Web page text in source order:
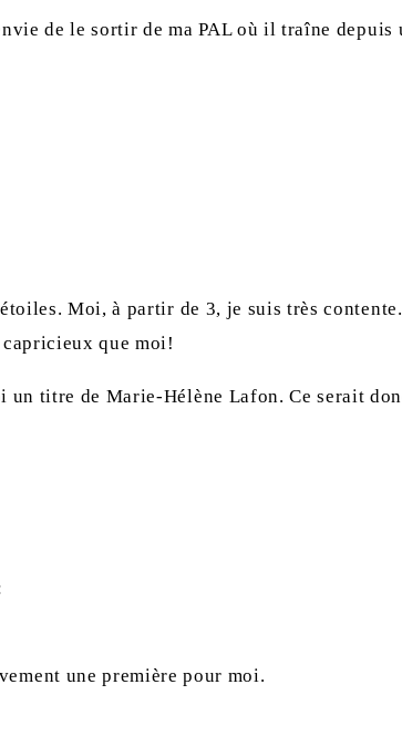
de le sortir de ma PAL où il traîne
Moi, à partir de 3, je suis très
que moi!
un titre de Marie-Hélène Lafon. Ce serait
une première pour moi.